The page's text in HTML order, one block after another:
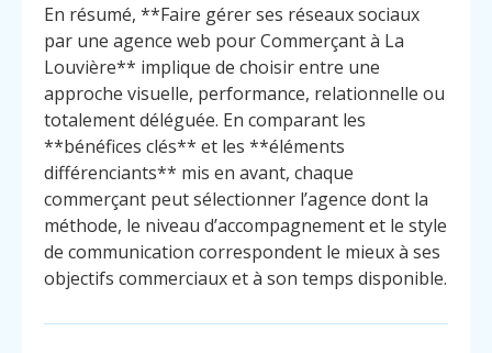
En résumé, **Faire gérer ses réseaux sociaux
par une agence web pour Commerçant à La
Louvière** implique de choisir entre une
approche visuelle, performance, relationnelle ou
totalement déléguée. En comparant les
**bénéfices clés** et les **éléments
différenciants** mis en avant, chaque
commerçant peut sélectionner l’agence dont la
méthode, le niveau d’accompagnement et le style
de communication correspondent le mieux à ses
objectifs commerciaux et à son temps disponible.